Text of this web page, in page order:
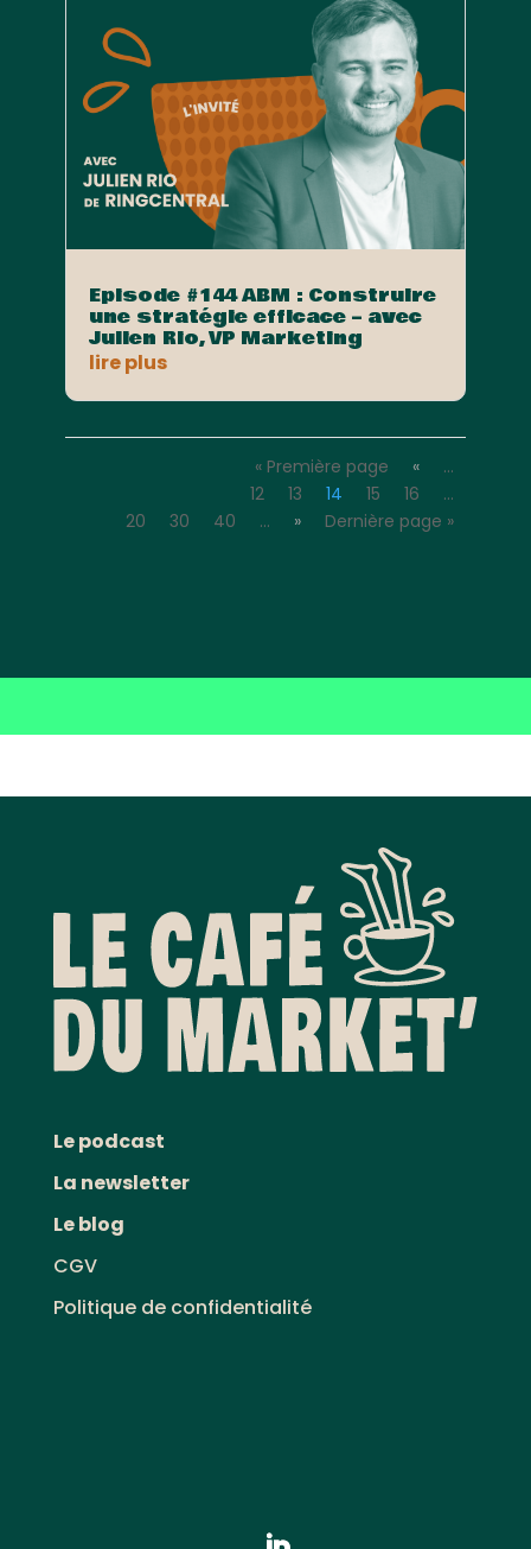
Episode #144 ABM : Construire
une stratégie efficace – avec
Julien Rio, VP Marketing
lire plus
« Première page «
…
12
13 14 15 16
…
20
30 40 … » Dernière page »
Le podcast
La newsletter
Le blog
CGV
Politique de confidentialité